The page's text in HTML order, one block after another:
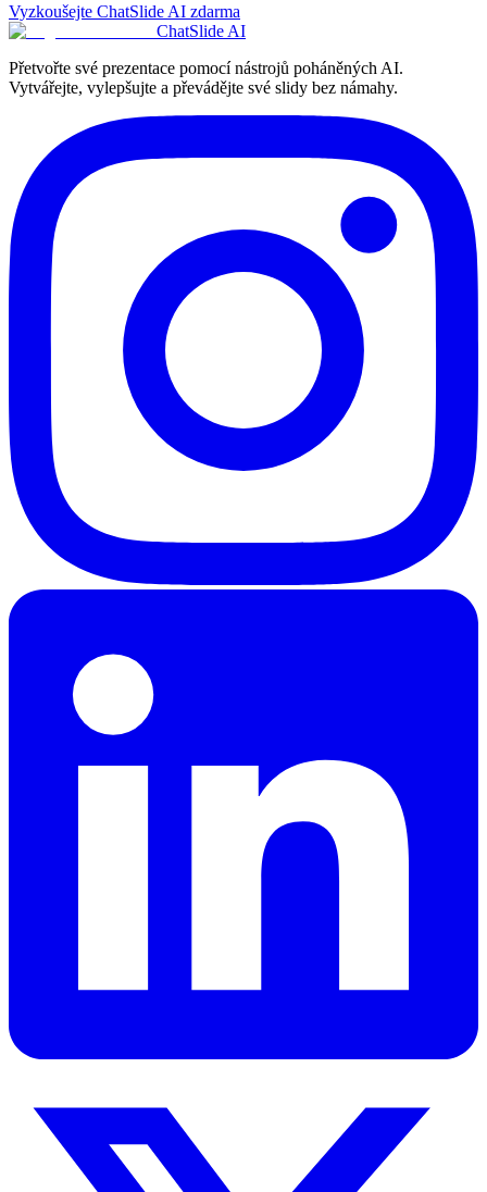
Vyzkoušejte ChatSlide AI zdarma
ChatSlide AI
Přetvořte své prezentace pomocí nástrojů poháněných AI.
Vytvářejte, vylepšujte a převádějte své slidy bez námahy.